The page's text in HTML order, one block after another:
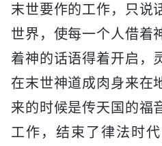
末世要作的工作，只说
世界，使每一个人借着
着神的话语得着开启，
在末世神道成肉身来在
来的时候是传天国的福
工作，结束了律法时